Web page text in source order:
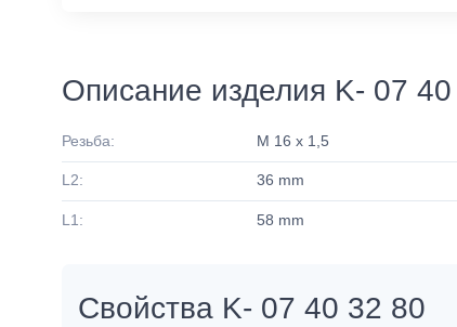
Описание изделия K- 07
Резьба: M 16 x 1,5
L2: 36 mm
L1: 58 mm
Свойства K- 07 40 32 80